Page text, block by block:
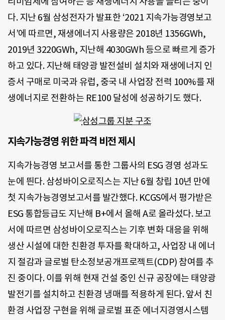
다. 지난 6월 삼성전자가 발표한 ‘2021 지속가능경영보고
서’에 따르면, 재생에너지 사용량은 2018년 1356GWh,
2019년 3220GWh, 지난해 4030GWh 등으로 빠르게 증가
하고 있다. 지난해 태양광 발전설비 설치와 재생에너지 인
증서 구매로 미국과 유럽, 중국 내 사업장 전력 100%를 재
생에너지로 전환하는 RE100 달성에 성공하기도 했다.
지속가능경영 위한 파격 비전 제시
지속가능경영 보고서를 통한 그룹사의 ESG 경영 성과도
눈에 띈다. 삼성바이오로직스는 지난 6월 창립 10년 만에
첫 지속가능경영보고서를 발간했다. KCGS에서 평가받은
ESG 통합등급도 지난해 B+에서 올해 A로 올라섰다. 보고
서에 따르면 삼성바이오로직스는 기후 변화 대응을 위해
생산 시설에 대한 친환경 투자를 확대하고, 사업장 내 에너
지 절감과 글로벌 탄소정보공개프로젝트(CDP) 참여를 추
진 중이다. 이를 위해 현재 건설 중인 신규 공장에는 태양광
발전기를 설치하고 친환경 냉매를 적용하게 된다. 앞서 친
환경 사업장 구현을 위해 글로벌 표준 에너지경영시스템